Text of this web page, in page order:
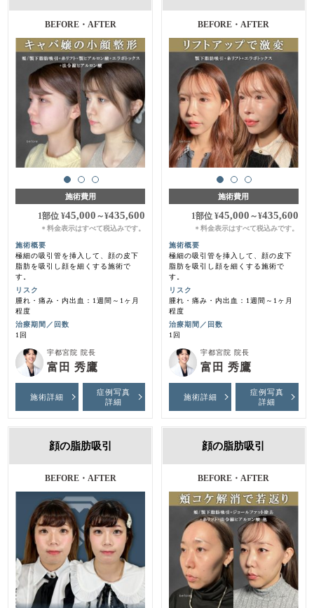
BEFORE・AFTER
施術費用
1部位¥45,000 ～¥435,600
＊料金表示はすべて税込みです。
施術概要
極細の吸引管を挿入して、顔の皮下
脂肪を吸引し顔を細くする施術で
す。
リスク
腫れ・痛み・内出血：1週間～1ヶ月
程度
治療期間／回数
1回
宇都宮院 院長
富田 秀鷹
施術詳細
症例写真
詳細
BEFORE・AFTER
施術費用
1部位 ¥45,000 ～¥435,600
＊ 料金表示はすべて税込みです。
施術概要
極細の吸引管を挿入して、顔の皮下
脂肪を吸引し顔を細くする施術で
す。
リスク
腫れ・痛み・内出血：1週間～1ヶ月
程度
治療期間／回数
1回
宇都宮院 院長
富田 秀鷹
施術詳細
症例写真
詳細
顔の脂肪吸引
BEFORE・AFTER
顔の脂肪吸引
BEFORE・AFTER